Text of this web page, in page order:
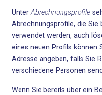
UnterAbrechnungsprofile
Abrechnungsprofile, die Sie
verwendet werden, auch
eines neuen Profils können
Adresse angeben, falls Sie
verschiedene Personen
Wenn Sie bereits über ein